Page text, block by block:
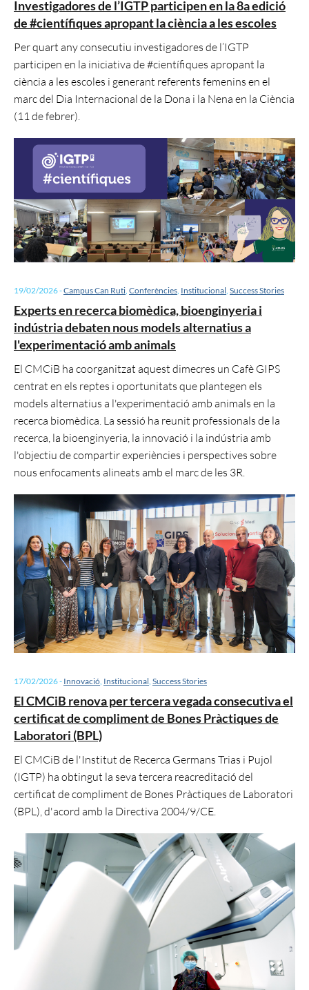
Investigadores de l’IGTP participen en la 8a edició
de #científiques apropant la ciència a les escoles
Per quart any consecutiu investigadores de l’IGTP
participen en la iniciativa de #científiques apropant la
ciència a les escoles i generant referents femenins en el
marc del Dia Internacional de la Dona i la Nena en la Ciència
(11 de febrer).
19/02/2026-Campus Can Ruti, Conferències, Institucional, Success Stories
Experts en recerca biomèdica, bioenginyeria i
indústria debaten nous models alternatius a
l'experimentació amb animals
El CMCiB ha coorganitzat aquest dimecres un Cafè GIPS
centrat en els reptes i oportunitats que plantegen els
models alternatius a l'experimentació amb animals en la
recerca biomèdica. La sessió ha reunit professionals de la
recerca, la bioenginyeria, la innovació i la indústria amb
l'objectiu de compartir experiències i perspectives sobre
nous enfocaments alineats amb el marc de les 3R.
17/02/2026- Innovació, Institucional, Success Stories
El CMCiB renova per tercera vegada consecutiva el
certificat de compliment de Bones Pràctiques de
Laboratori (BPL)
El CMCiB de l'Institut de Recerca Germans Trias i Pujol
(IGTP) ha obtingut la seva tercera reacreditació del
certificat de compliment de Bones Pràctiques de Laboratori
(BPL), d'acord amb la Directiva 2004/9/CE.